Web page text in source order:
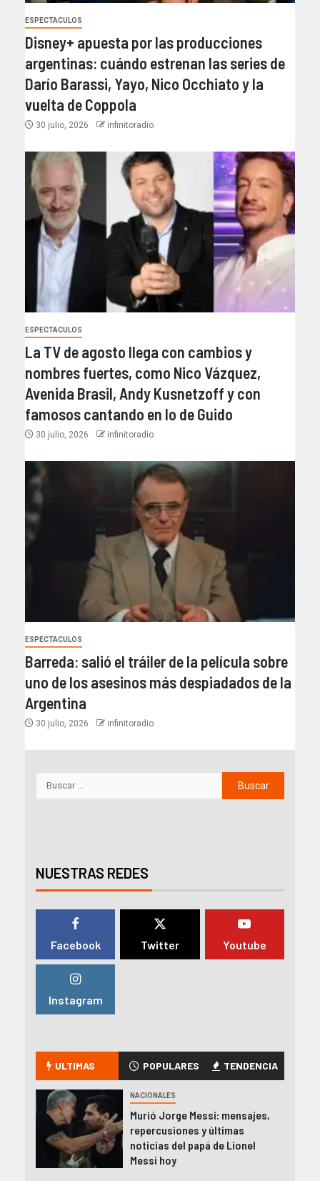
ESPECTACULOS
Disney+ apuesta por las producciones
argentinas: cuándo estrenan las series de
Darío Barassi, Yayo, Nico Occhiato y la
vuelta de Coppola
30 julio, 2026 infinitoradio
ESPECTACULOS
La TV de agosto llega con cambios y
nombres fuertes, como Nico Vázquez,
Avenida Brasil, Andy Kusnetzoff y con
famosos cantando en lo de Guido
30 julio, 2026 infinitoradio
ESPECTACULOS
Barreda: salió el tráiler de la película sobre
uno de los asesinos más despiadados de la
Argentina
30 julio, 2026 infinitoradio
NUESTRAS REDES
Facebook Twitter Youtube
Instagram
ULTIMAS POPULARES TENDENCIA
NACIONALES
Murió Jorge Messi: mensajes,
repercusiones y últimas
noticias del papá de Lionel
Messi hoy